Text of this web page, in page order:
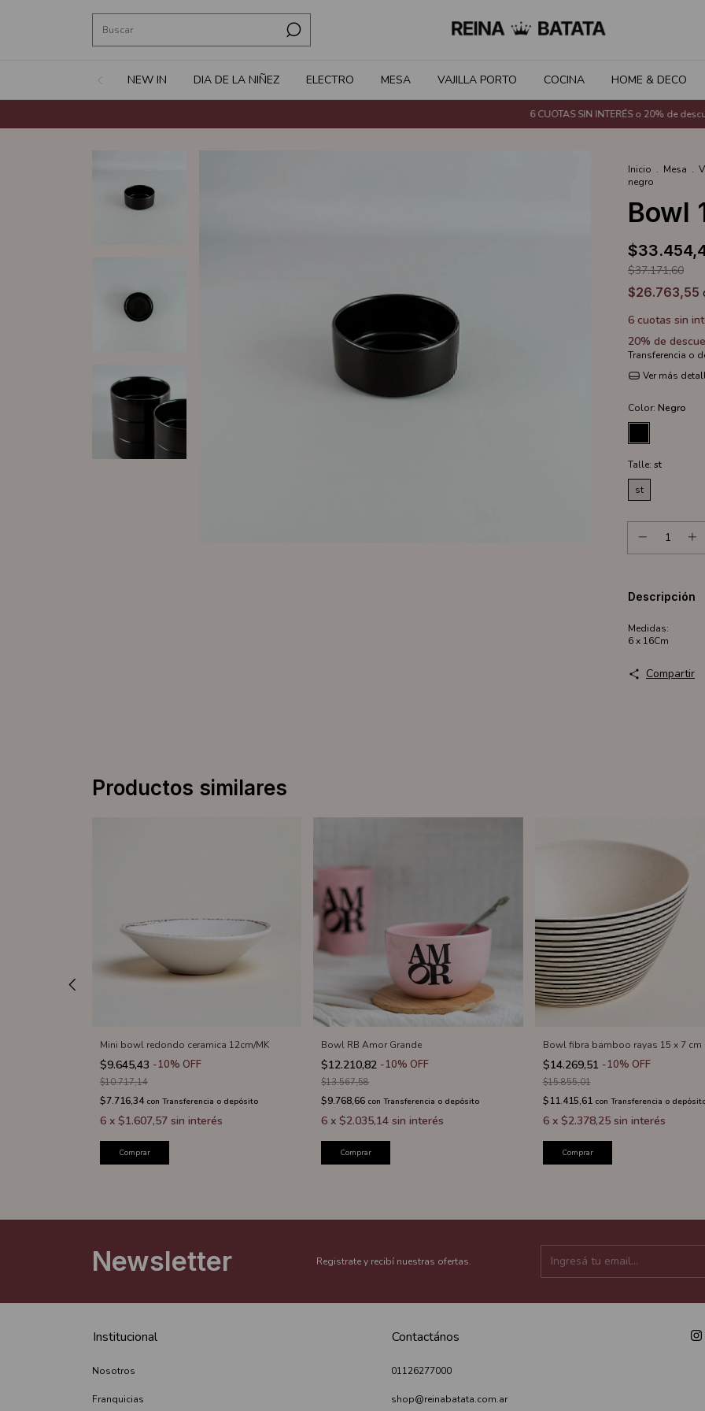
NEW IN DIA DE LA NIÑEZ ELECTRO MESA VAJILLA PORTO COCINA HOME & DECO
6 CUOTAS SIN INTERÉS o 20% de
Inicio . Mesa .
negro
Bowl
$37.171,60
$26.763,55
6 cuotas sin
20% de
Transferencia o
Ver más
Color: Negro
Talle: st
st
Descripción
Medidas:
6 x 16Cm
Compartir
Productos similares
Mini bowl redondo ceramica 12cm/MK
$9.645,43 -10% OFF
$10.717,14
$7.716,34 con Transferencia o depósito
6 x $1.607,57 sin interés
Comprar
Bowl RB Amor Grande
$12.210,82 -10%OFF
$13.567,58
$9.768,66 con Transferencia o depósito
6 x$2.035,14 sin interés
Comprar
Bowl fibra bamboo rayas 15 x 7 cm
$14.269,51 -10% OFF
$15.855,01
$11.415,61 con Transferencia o
6 x $2.378,25 sin interés
Comprar
Newsletter Registrate y recibí nuestras ofertas.
Institucional
Nosotros
Franquicias
Contactános
01126277000
shop@reinabatata.com.ar